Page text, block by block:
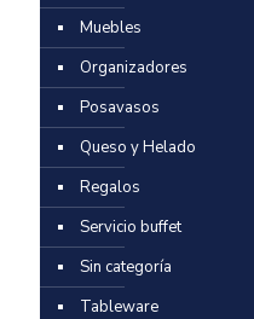
Muebles
Organizadores
Posavasos
Queso y Helado
Regalos
Servicio buffet
Sin categoría
Tableware